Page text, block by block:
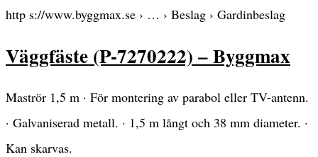
http s://www.byggmax.se › … › Beslag › Gardinbeslag
Väggfäste (P-7270222) – Byggmax
Maströr 1,5 m · För montering av parabol eller TV-antenn.
· Galvaniserad metall. · 1,5 m långt och 38 mm diameter. ·
Kan skarvas.